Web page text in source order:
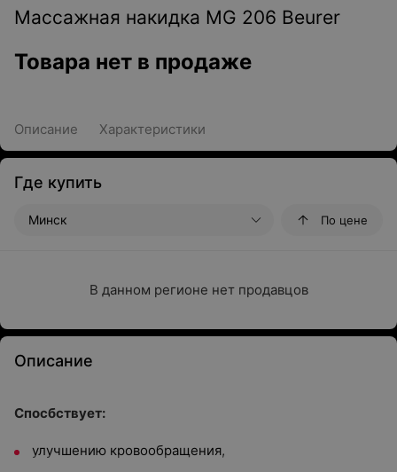
Массажная накидка MG 206 Beurer
Товара нет в продаже
Описание Характеристики
Где купить
Минск По цене
В данном регионе нет продавцов
Описание
Спосбствует:
улучшению кровообращения,